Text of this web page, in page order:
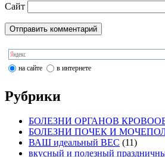
Сайт
на сайте в интернете
Рубрики
БОЛЕЗНИ ОРГАНОВ
БОЛЕЗНИ ПОЧЕК И
ВАШ идеальный ВЕС (11)
вкусный и полезный